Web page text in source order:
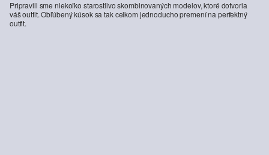
Pripravili sme niekoľko starostlivo skombinovaných modelov, ktoré dotvoria
váš outfit. Obľúbený kúsok sa tak celkom jednoducho premení na perfektný
outfit.